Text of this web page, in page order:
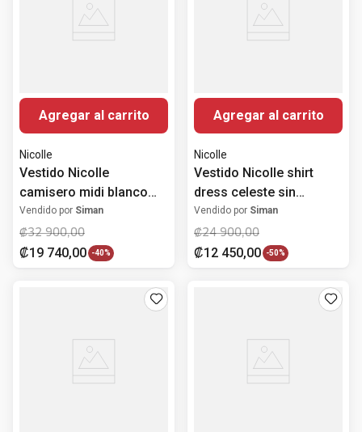
Agregar al carrito
Nicolle
Vestido Nicolle
camisero midi blanco
calado para mujer
Vendido por Siman
₡32 900,00
₡19 740,00 -40%
Agregar al carrito
Nicolle
Vestido Nicolle shirt
dress celeste sin
mangas para mujer
Vendido por Siman
₡24 900,00
₡12 450,00 -50%